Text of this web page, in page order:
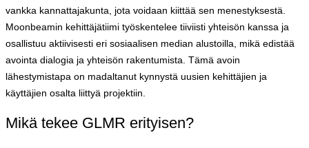
vankka kannattajakunta, jota voidaan kiittää sen menestyksestä.
Moonbeamin kehittäjätiimi työskentelee tiiviisti yhteisön kanssa ja
osallistuu aktiivisesti eri sosiaalisen median alustoilla, mikä edistää
avointa dialogia ja yhteisön rakentumista. Tämä avoin
lähestymistapa on madaltanut kynnystä uusien kehittäjien ja
käyttäjien osalta liittyä projektiin.
Mikä tekee GLMR erityisen?